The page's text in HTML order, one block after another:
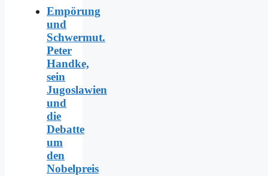
Empörung
und
Schwermut.
Peter
Handke,
sein
Jugoslawien
und
die
Debatte
um
den
Nobelpreis